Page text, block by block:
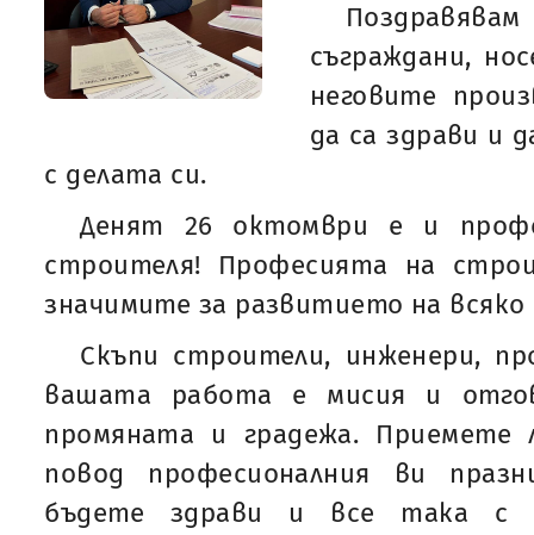
съграждани,
неговите
да са здрави и
с делата си.
Денят 26 октомври е и
строителя! Професията на
значимите за развитието на всяко
Скъпи строители, инженери,
вашата работа е мисия и
промяната и градежа. Приемете
повод професионалния ви
бъдете здрави и все така